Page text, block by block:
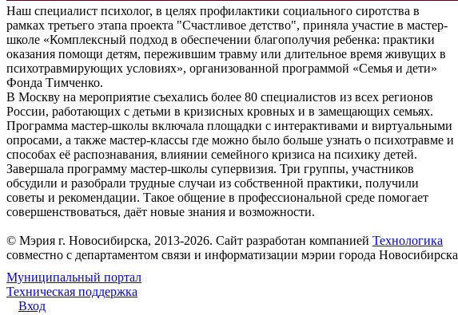
Наш специалист психолог, в целях профилактики социального сиротства в
рамках третьего этапа проекта "Счастливое детство", приняла участие в мастер-
школе «Комплексный подход в обеспечении благополучия ребенка: практики
оказания помощи детям, пережившим травму или длительное время живущих в
психотравмирующих условиях», организованной программой «Семья и дети»
Фонда Тимченко.
В Москву на мероприятие съехались более 80 специалистов из всех регионов
России, работающих с детьми в кризисных кровных и в замещающих семьях.
Программа мастер-школы включала площадки с интерактивами и виртуальными
опросами, а также мастер-классы где можно было больше узнать о психотравме и
способах её распознавания, влиянии семейного кризиса на психику детей.
Завершала программу мастер-школы супервизия. Три группы, участников
обсудили и разобрали трудные случаи из собственной практики, получили
советы и рекомендации. Такое общение в профессиональной среде помогает
совершенствоваться, даёт новые знания и возможности.
© Мэрия г. Новосибирска, 2013-2026. Сайт разработан компанией Технологика
совместно с департаментом связи и информатизации мэрии города Новосибирска
Муниципальный портал
Техническая поддержка
Вход